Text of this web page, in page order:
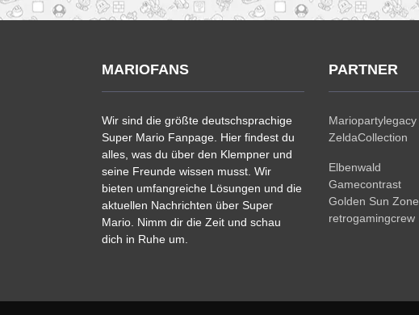
MARIOFANS
Wir sind die größte deutschsprachige
Super Mario Fanpage. Hier findest du
alles, was du über den Klempner und
seine Freunde wissen musst. Wir
bieten umfangreiche Lösungen und die
aktuellen Nachrichten über Super
Mario. Nimm dir die Zeit und schau
dich in Ruhe um.
PARTNER
Mariopartylegacy
ZeldaCollection
Elbenwald
Gamecontrast
Golden Sun Zone
retrogamingcrew